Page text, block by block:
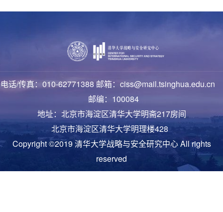
电话/传真：010-62771388 邮箱：ciss@mail.tsinghua.edu.cn
邮编：100084
地址：北京市海淀区清华大学明斋217房间
北京市海淀区清华大学明理楼428
Copyright ©2019 清华大学战略与安全研究中心 All rights
reserved